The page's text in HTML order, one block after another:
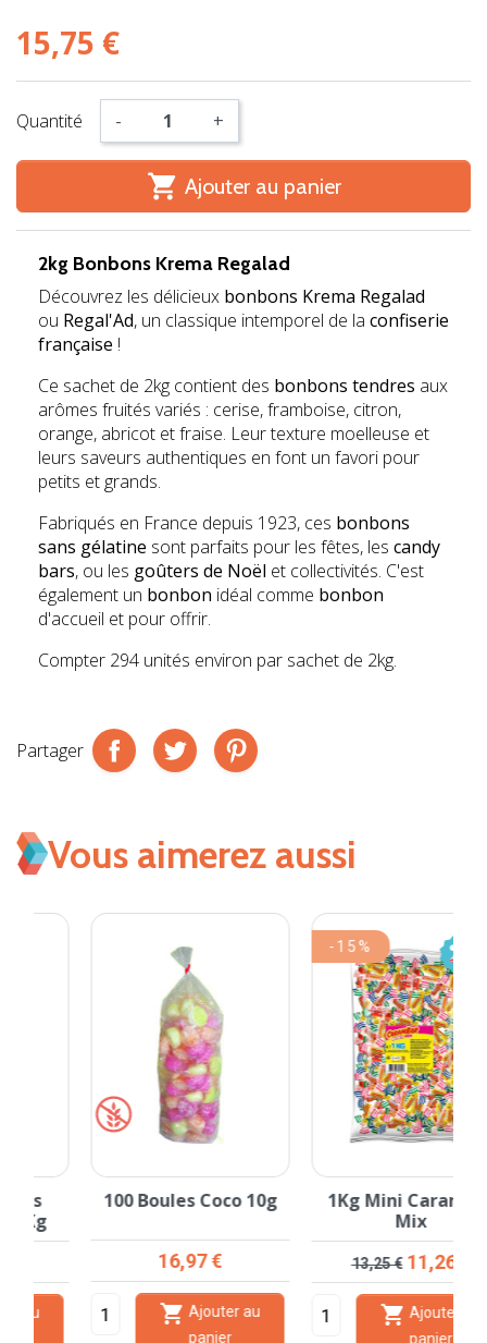
15,75 €
Quantité - +
 Ajouter au panier
2kg Bonbons Krema Regalad
Découvrez les délicieux bonbons Krema Regalad
ou Regal'Ad, un classique intemporel de la confiserie
française !
Ce sachet de 2kg contient des bonbons tendres aux
arômes fruités variés : cerise, framboise, citron,
orange, abricot et fraise. Leur texture moelleuse et
leurs saveurs authentiques en font un favori pour
petits et grands.
Fabriqués en France depuis 1923, ces bonbons
sans gélatine sont parfaits pour les fêtes, les candy
bars, ou les goûters de Noël et collectivités. C'est
également un bonbon idéal comme bonbon
d'accueil et pour offrir.
Compter 294 unités environ par sachet de 2kg.
Partager
Vous aimerez aussi
100 Boules Coco 10g
16,97 €

1Kg Mini Carambar
Prix de base
Prix
11,26 €
